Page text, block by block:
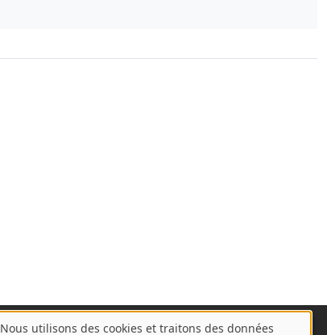
Nous utilisons des cookies et traitons des données